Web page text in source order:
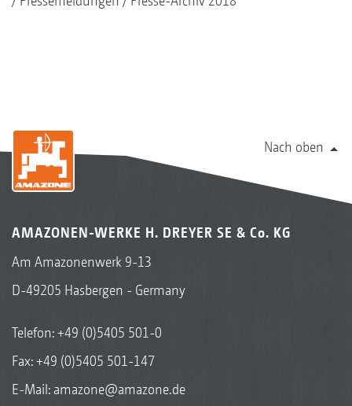
Nach oben
AMAZONEN-WERKE H. DREYER SE & Co. KG
Am Amazonenwerk 9-13
D-49205 Hasbergen - Germany
Telefon:+49 (0)5405 501-0
Fax: +49 (0)5405 501-147
E-Mail: amazone@amazone.de